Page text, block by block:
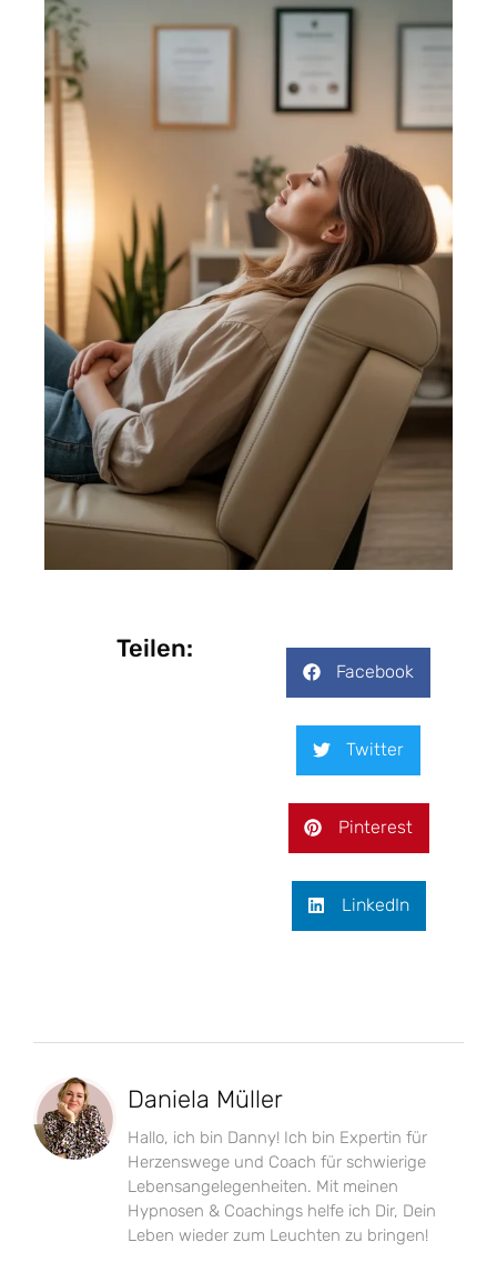
Teilen:
Facebook
Twitter
Pinterest
LinkedIn
Daniela Müller
Hallo, ich bin Danny! Ich bin Expertin für
Herzenswege und Coach für schwierige
Lebensangelegenheiten. Mit meinen
Hypnosen & Coachings helfe ich Dir, Dein
Leben wieder zum Leuchten zu bringen!